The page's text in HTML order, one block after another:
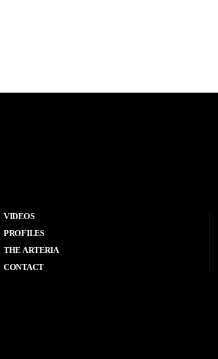
VIDEOS
PROFILES
THE ARTERIA
CONTACT